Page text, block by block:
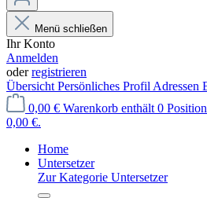
Menü schließen
Ihr Konto
Anmelden
oderregistrieren
Übersicht Persönliches Profil Adressen
0,00 € Warenkorb enthält 0
0,00 €.
Home
Untersetzer
Zur Kategorie Untersetzer